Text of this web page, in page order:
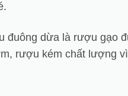
đuông dừa là rượu gạo
rượu kém chất lượng